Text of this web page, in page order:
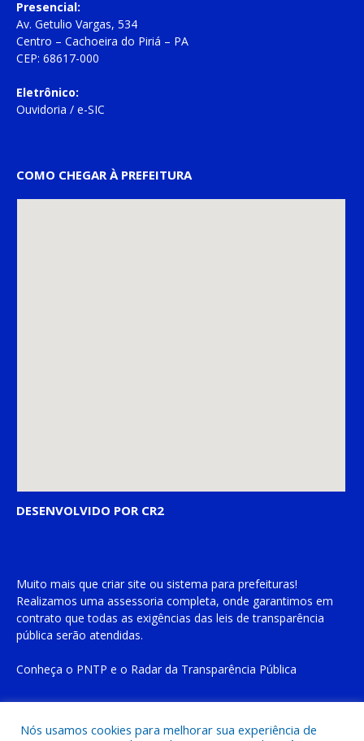
Presencial:
Av. Getulio Vargas, 534
Centro – Cachoeira do Piriá – PA
CEP: 68617-000
Eletrônico:
Ouvidoria / e-SIC
COMO CHEGAR À PREFEITURA
DESENVOLVIDO POR CR2
Muito mais que criar site ou sistema para prefeituras!
Realizamos uma assessoria completa, onde garantimos em
contrato que todas as exigências das leis de transparência
pública serão atendidas.
Conheça o PNTP e o Radar da Transparência Pública
Nós usamos cookies para melhorar sua experiência de